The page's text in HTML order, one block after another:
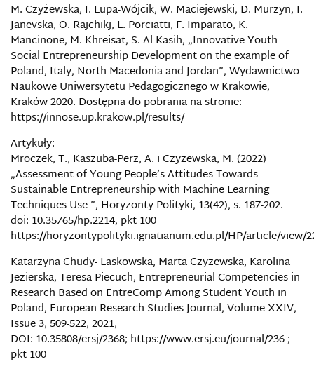
M. Czyżewska, I. Lupa-Wójcik, W. Maciejewski, D. Murzyn, I.
Janevska, O. Rajchikj, L. Porciatti, F. Imparato, K.
Mancinone, M. Khreisat, S. Al-Kasih, „Innovative Youth
Social Entrepreneurship Development on the example of
Poland, Italy, North Macedonia and Jordan”, Wydawnictwo
Naukowe Uniwersytetu Pedagogicznego w Krakowie,
Kraków 2020. Dostępna do pobrania na stronie:
https://innose.up.krakow.pl/results/
Artykuły:
Mroczek, T., Kaszuba-Perz, A. i Czyżewska, M. (2022)
„Assessment of Young People’s Attitudes Towards
Sustainable Entrepreneurship with Machine Learning
Techniques Use ”, Horyzonty Polityki, 13(42), s. 187-202.
doi: 10.35765/hp.2214, pkt 100
https://horyzontypolityki.ignatianum.edu.pl/HP/article/view/
Katarzyna Chudy- Laskowska, Marta Czyżewska, Karolina
Jezierska, Teresa Piecuch, Entrepreneurial Competencies in
Research Based on EntreComp Among Student Youth in
Poland, European Research Studies Journal, Volume XXIV,
Issue 3, 509-522, 2021,
DOI: 10.35808/ersj/2368; https://www.ersj.eu/journal/236 ;
pkt 100